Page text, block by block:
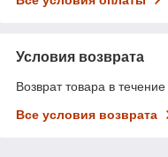
Условия возврата
Возврат товара в
Все условия возврата